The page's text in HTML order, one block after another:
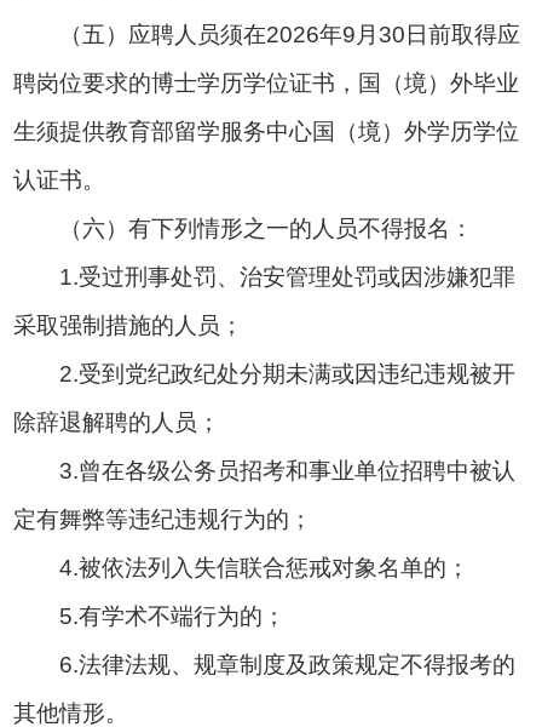
（五）应聘人员须在2026年9月30日前取得应
聘岗位要求的博士学历学位证书，国（境）外毕业
生须提供教育部留学服务中心国（境）外学历学位
认证书。
（六）有下列情形之一的人员不得报名：
1.受过刑事处罚、治安管理处罚或因涉嫌犯罪
采取强制措施的人员；
2.受到党纪政纪处分期未满或因违纪违规被开
除辞退解聘的人员；
3.曾在各级公务员招考和事业单位招聘中被认
定有舞弊等违纪违规行为的；
4.被依法列入失信联合惩戒对象名单的；
5.有学术不端行为的；
6.法律法规、规章制度及政策规定不得报考的
其他情形。